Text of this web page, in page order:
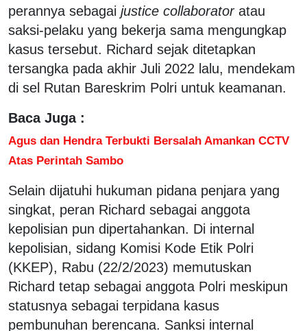
perannya sebagai justice collaboratoratau
saksi-pelaku yang bekerja sama mengungkap
kasus tersebut. Richard sejak ditetapkan
tersangka pada akhir Juli 2022 lalu, mendekam
di sel Rutan Bareskrim Polri untuk keamanan.
Baca Juga :
Agus dan Hendra Terbukti Bersalah Amankan CCTV
Atas Perintah Sambo
Selain dijatuhi hukuman pidana penjara yang
singkat, peran Richard sebagai anggota
kepolisian pun dipertahankan. Di internal
kepolisian, sidang Komisi Kode Etik Polri
(KKEP), Rabu (22/2/2023) memutuskan
Richard tetap sebagai anggota Polri meskipun
statusnya sebagai terpidana kasus
pembunuhan berencana. Sanksi internal